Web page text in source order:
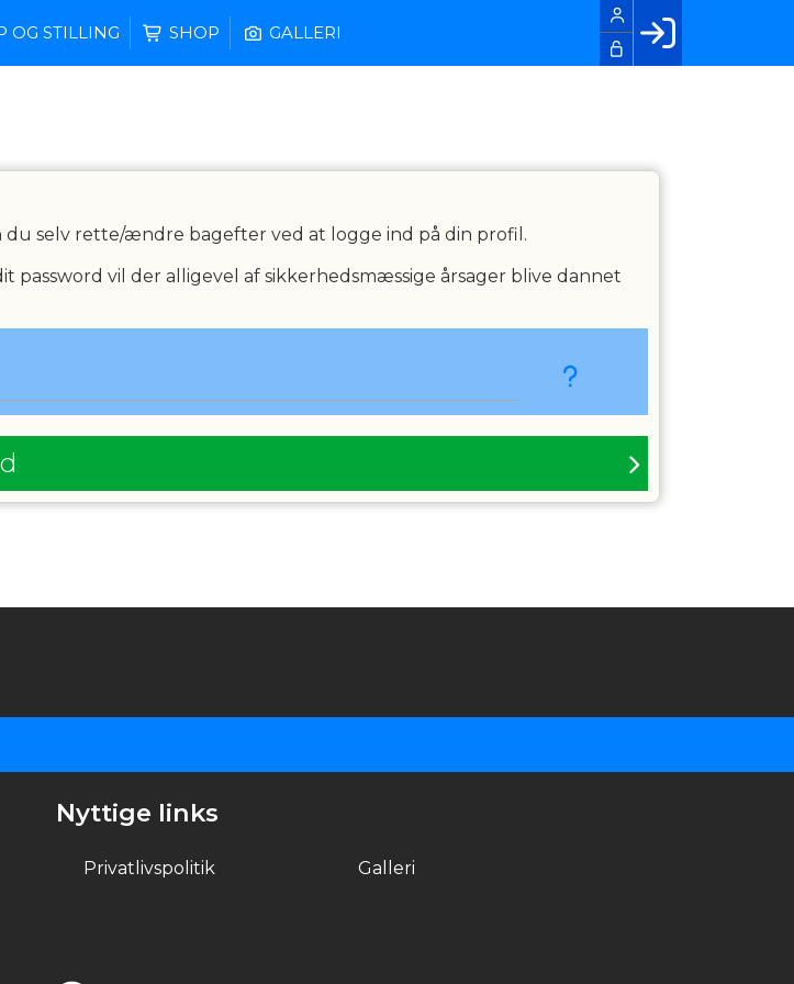
OG STILLING SHOP GALLERI
selv rette/ændre bagefter ved at logge ind på din profil.
vil der alligevel af sikkerhedsmæssige årsager blive dannet
Nyttige links
Privatlivspolitik Galleri